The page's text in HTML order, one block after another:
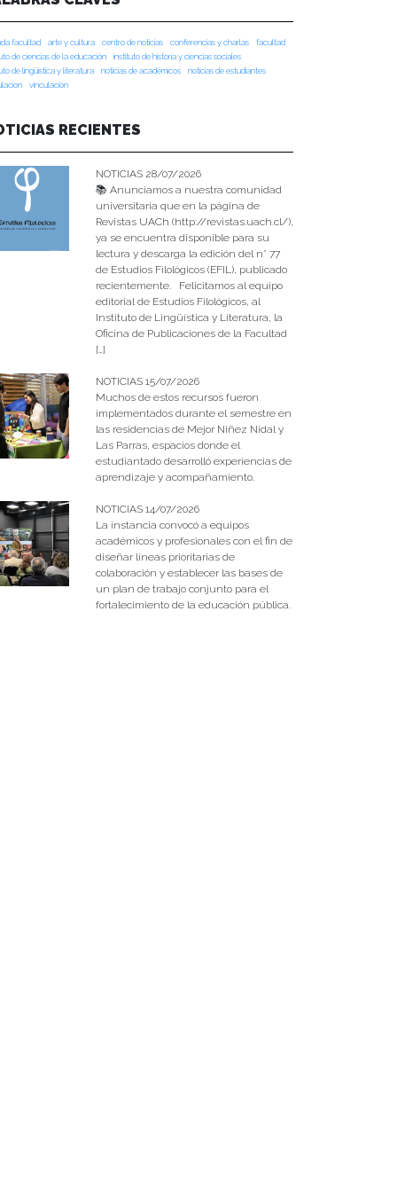
facultad arte y cultura centro de noticias conferencias y charlas
facultad
de ciencias de la educación
instituto de historia y ciencias sociales
de lingüística y literatura
noticias de académicos
noticias de estudiantes
vinculación
RECIENTES
NOTICIAS 28/07/2026
📚 Anunciamos a nuestra comunidad
universitaria que en la página de
Revistas UACh (http://revistas.uach.cl/),
ya se encuentra disponible para su
lectura y descarga la edición del n° 77
de Estudios Filológicos (EFIL), publicado
recientemente. Felicitamos al equipo
editorial de Estudios Filológicos, al
Instituto de Lingüística y Literatura, la
Oficina de Publicaciones de la Facultad
[…]
NOTICIAS 15/07/2026
Muchos de estos recursos fueron
implementados durante el semestre en
las residencias de Mejor Niñez Nidal y
Las Parras, espacios donde el
estudiantado desarrolló experiencias de
aprendizaje y acompañamiento.
NOTICIAS 14/07/2026
La instancia convocó a equipos
académicos y profesionales con el fin de
diseñar líneas prioritarias de
colaboración y establecer las bases de
un plan de trabajo conjunto para el
fortalecimiento de la educación pública.